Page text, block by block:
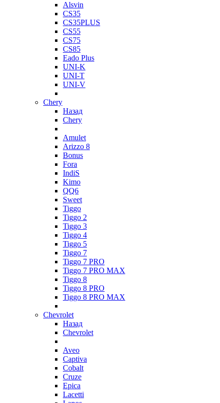
Alsvin
CS35
CS35PLUS
CS55
CS75
CS85
Eado Plus
UNI-K
UNI-T
UNI-V
Chery
Назад
Chery
Amulet
Arizzo 8
Bonus
Fora
IndiS
Kimo
QQ6
Sweet
Tiggo
Tiggo 2
Tiggo 3
Tiggo 4
Tiggo 5
Tiggo 7
Tiggo 7 PRO
Tiggo 7 PRO MAX
Tiggo 8
Tiggo 8 PRO
Tiggo 8 PRO MAX
Chevrolet
Назад
Chevrolet
Aveo
Captiva
Cobalt
Cruze
Epica
Lacetti